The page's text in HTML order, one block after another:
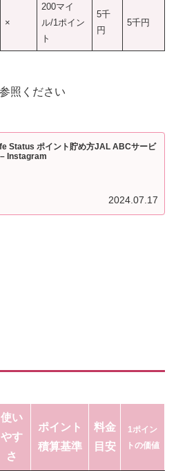
×
200マイ
ル/1ポイン
ト
5千
円
5千円
照ください
Status ポイント貯め方JAL ABCサービ
– Instagram
2024.07.17
使い
やす
さ
ポイント
積算基準
料金
目安
1ポイン
トの価値